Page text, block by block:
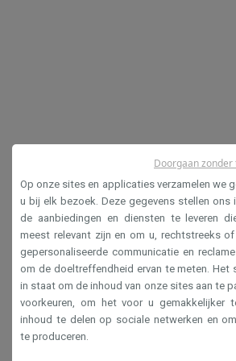
Op onze sites en applicaties verzamelen we
u bij elk bezoek. Deze gegevens stellen ons
de aanbiedingen en diensten te leveren
meest relevant zijn en om u, rechtstreeks
gepersonaliseerde communicatie en
om de doeltreffendheid ervan te meten. Het
in staat om de inhoud van onze sites aan te
voorkeuren, om het voor u gemakkelijker
inhoud te delen op sociale netwerken en
te produceren.
Doorgaan